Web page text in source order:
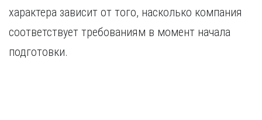
характера зависит от того, насколько компания
соответствует требованиям в момент начала
подготовки.